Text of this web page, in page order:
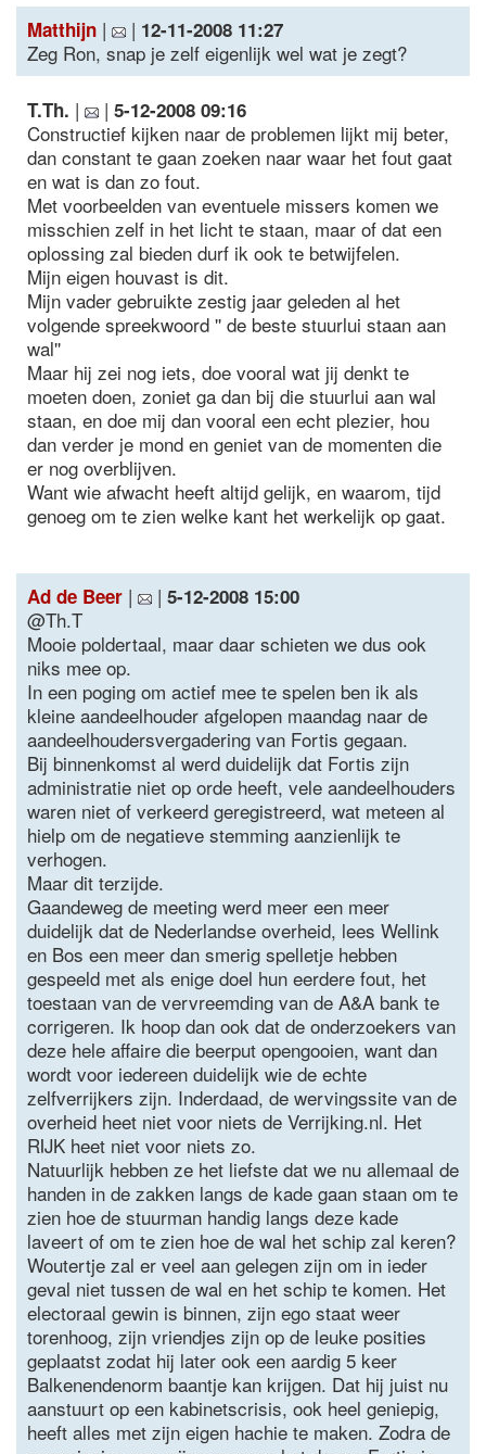
Matthijn | | 12-11-2008 11:27
Zeg Ron, snap je zelf eigenlijk wel wat je zegt?
T.Th. | | 5-12-2008 09:16
Constructief kijken naar de problemen lijkt mij beter,
dan constant te gaan zoeken naar waar het fout gaat
en wat is dan zo fout.
Met voorbeelden van eventuele missers komen we
misschien zelf in het licht te staan, maar of dat een
oplossing zal bieden durf ik ook te betwijfelen.
Mijn eigen houvast is dit.
Mijn vader gebruikte zestig jaar geleden al het
volgende spreekwoord '' de beste stuurlui staan aan
wal''
Maar hij zei nog iets, doe vooral wat jij denkt te
moeten doen, zoniet ga dan bij die stuurlui aan wal
staan, en doe mij dan vooral een echt plezier, hou
dan verder je mond en geniet van de momenten die
er nog overblijven.
Want wie afwacht heeft altijd gelijk, en waarom, tijd
genoeg om te zien welke kant het werkelijk op gaat.
Ad de Beer | | 5-12-2008 15:00
@Th.T
Mooie poldertaal, maar daar schieten we dus ook
niks mee op.
In een poging om actief mee te spelen ben ik als
kleine aandeelhouder afgelopen maandag naar de
aandeelhoudersvergadering van Fortis gegaan.
Bij binnenkomst al werd duidelijk dat Fortis zijn
administratie niet op orde heeft, vele aandeelhouders
waren niet of verkeerd geregistreerd, wat meteen al
hielp om de negatieve stemming aanzienlijk te
verhogen.
Maar dit terzijde.
Gaandeweg de meeting werd meer een meer
duidelijk dat de Nederlandse overheid, lees Wellink
en Bos een meer dan smerig spelletje hebben
gespeeld met als enige doel hun eerdere fout, het
toestaan van de vervreemding van de A&A bank te
corrigeren. Ik hoop dan ook dat de onderzoekers van
deze hele affaire die beerput opengooien, want dan
wordt voor iedereen duidelijk wie de echte
zelfverrijkers zijn. Inderdaad, de wervingssite van de
overheid heet niet voor niets de Verrijking.nl. Het
RIJK heet niet voor niets zo.
Natuurlijk hebben ze het liefste dat we nu allemaal de
handen in de zakken langs de kade gaan staan om te
zien hoe de stuurman handig langs deze kade
laveert of om te zien hoe de wal het schip zal keren?
Woutertje zal er veel aan gelegen zijn om in ieder
geval niet tussen de wal en het schip te komen. Het
electoraal gewin is binnen, zijn ego staat weer
torenhoog, zijn vriendjes zijn op de leuke posities
geplaatst zodat hij later ook een aardig 5 keer
Balkenendenorm baantje kan krijgen. Dat hij juist nu
aanstuurt op een kabinetscrisis, ook heel geniepig,
heeft alles met zijn eigen hachie te maken. Zodra de